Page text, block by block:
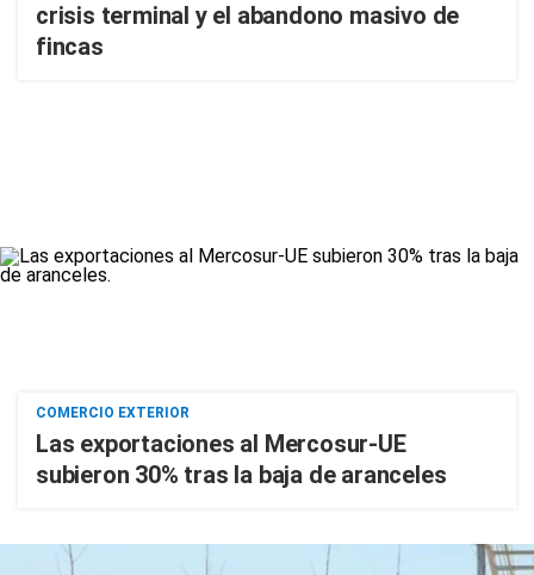
crisis terminal y el abandono masivo de
fincas
COMERCIO EXTERIOR
Las exportaciones al Mercosur-UE
subieron 30% tras la baja de aranceles